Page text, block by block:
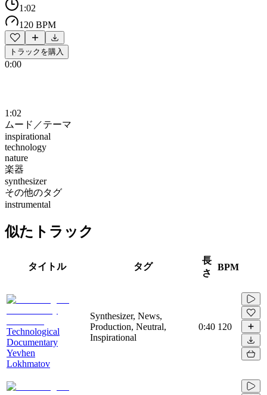
1:02
120 BPM
トラックを購入
0:00
1:02
ムード／テーマ
inspirational
technology
nature
楽器
synthesizer
その他のタグ
instrumental
似たトラック
タイトル タグ
長
さ
BPM
Technological
Documentary
Yevhen
Lokhmatov
Synthesizer, News,
Production, Neutral,
Inspirational
0:40 120